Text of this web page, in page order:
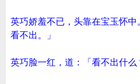
英巧娇羞不已，头靠在宝玉怀中
看不出。」
英巧脸一红，道：「看不出什么